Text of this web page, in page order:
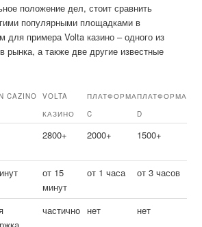
положение дел, стоит сравнить
популярными площадками в
для примера Volta казино – одного из
рынка, а также две другие известные
CAZINO
VOLTA
КАЗИНО
ПЛАТФОРМА
C
ПЛАТФОРМА
D
2800+ 2000+ 1500+
от 15
минут
от 1 часа от 3 часов
частично нет нет